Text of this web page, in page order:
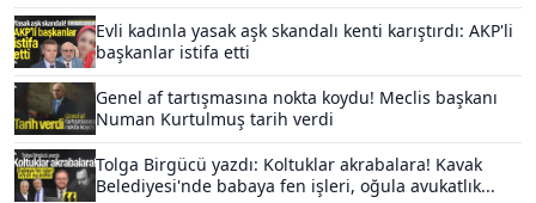
Evli kadınla yasak aşk skandalı kenti karıştırdı: AKP'li
başkanlar istifa etti
Genel af tartışmasına nokta koydu! Meclis başkanı
Numan Kurtulmuş tarih verdi
Tolga Birgücü yazdı: Koltuklar akrabalara! Kavak
Belediyesi'nde babaya fen işleri, oğula avukatlık...